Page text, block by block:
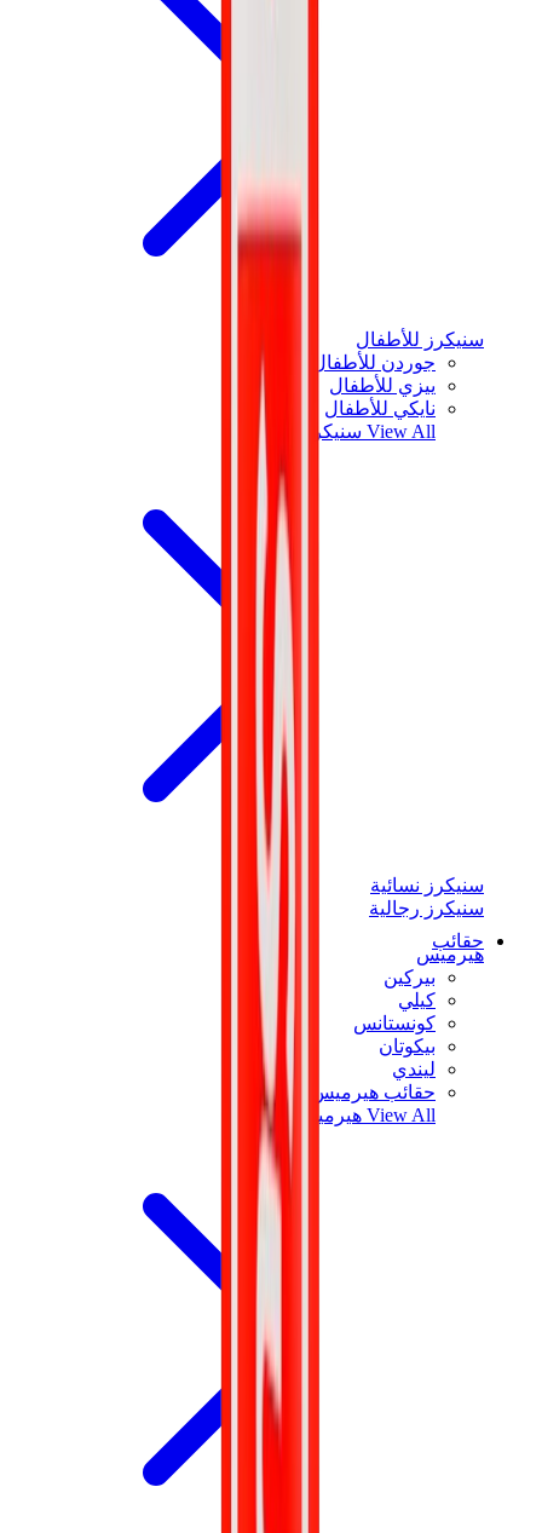
سنيكرز للأطفال
جوردن للأطفال
ييزي للأطفال
نايكي للأطفال
View All سنيكرز للأطفال
سنيكرز نسائية
سنيكرز رجالية
حقائب
هيرميس
بيركين
كيلي
كونستانس
بيكوتان
ليندي
حقائب هيرميس للرجال
View All هيرميس